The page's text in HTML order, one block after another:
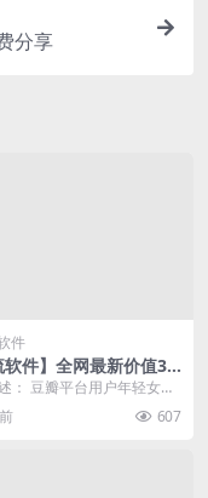
分享
件
软件】全网最新价值3k
限引流关注工具
： 豆瓣平台用户年轻女性
户质量类似小红书，易成
高，今天带...
607